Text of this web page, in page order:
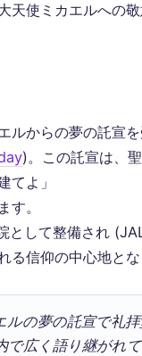
天使ミカエルへの
ルからの夢の託宣
)。この託宣は、
てよ」
す。
として整備され
る信仰の中心地と
の夢の託宣で礼
で広く語り継がれ